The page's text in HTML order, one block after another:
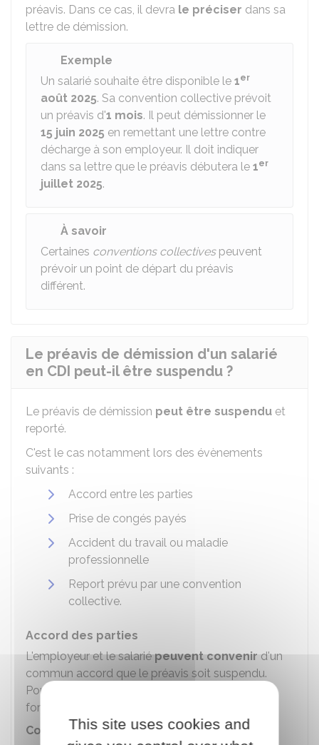
préavis. Dans ce cas, il devra le préciser dans sa
lettre de démission.
Exemple
Un salarié souhaite être disponible le 1er
août 2025. Sa convention collective prévoit
un préavis d'1 mois. Il peut démissionner le
15 juin 2025 en remettant une lettre contre
décharge à son employeur. Il doit indiquer
dans sa lettre que le préavis débutera le 1er
juillet 2025.
À savoir
Certaines conventions collectivespeuvent
prévoir un point de départ du préavis
différent.
Le préavis de démission d'un salarié
en CDI peut-il être suspendu ?
Le préavis de démission peut être suspendu et
reporté.
C'est le cas notamment lors des évènements
suivants :
Accord entre les parties
Prise de congés payés
Accident du travail ou maladie
professionnelle
Report prévu par une convention
collective.
Accord des parties
L'employeur et le salariépeuvent convenird'un
commun accord que le préavis soit suspendu.
Pour
formaliser par
Congés payésThis site uses cookies and